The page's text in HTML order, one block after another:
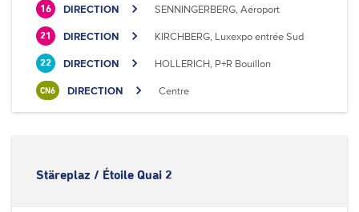
16 DIRECTION SENNINGERBERG, Aéroport
21 DIRECTION KIRCHBERG, Luxexpo entrée Sud
22 DIRECTION HOLLERICH, P+R Bouillon
CN6 DIRECTION Centre
Stäreplaz / Étoile Quai 2